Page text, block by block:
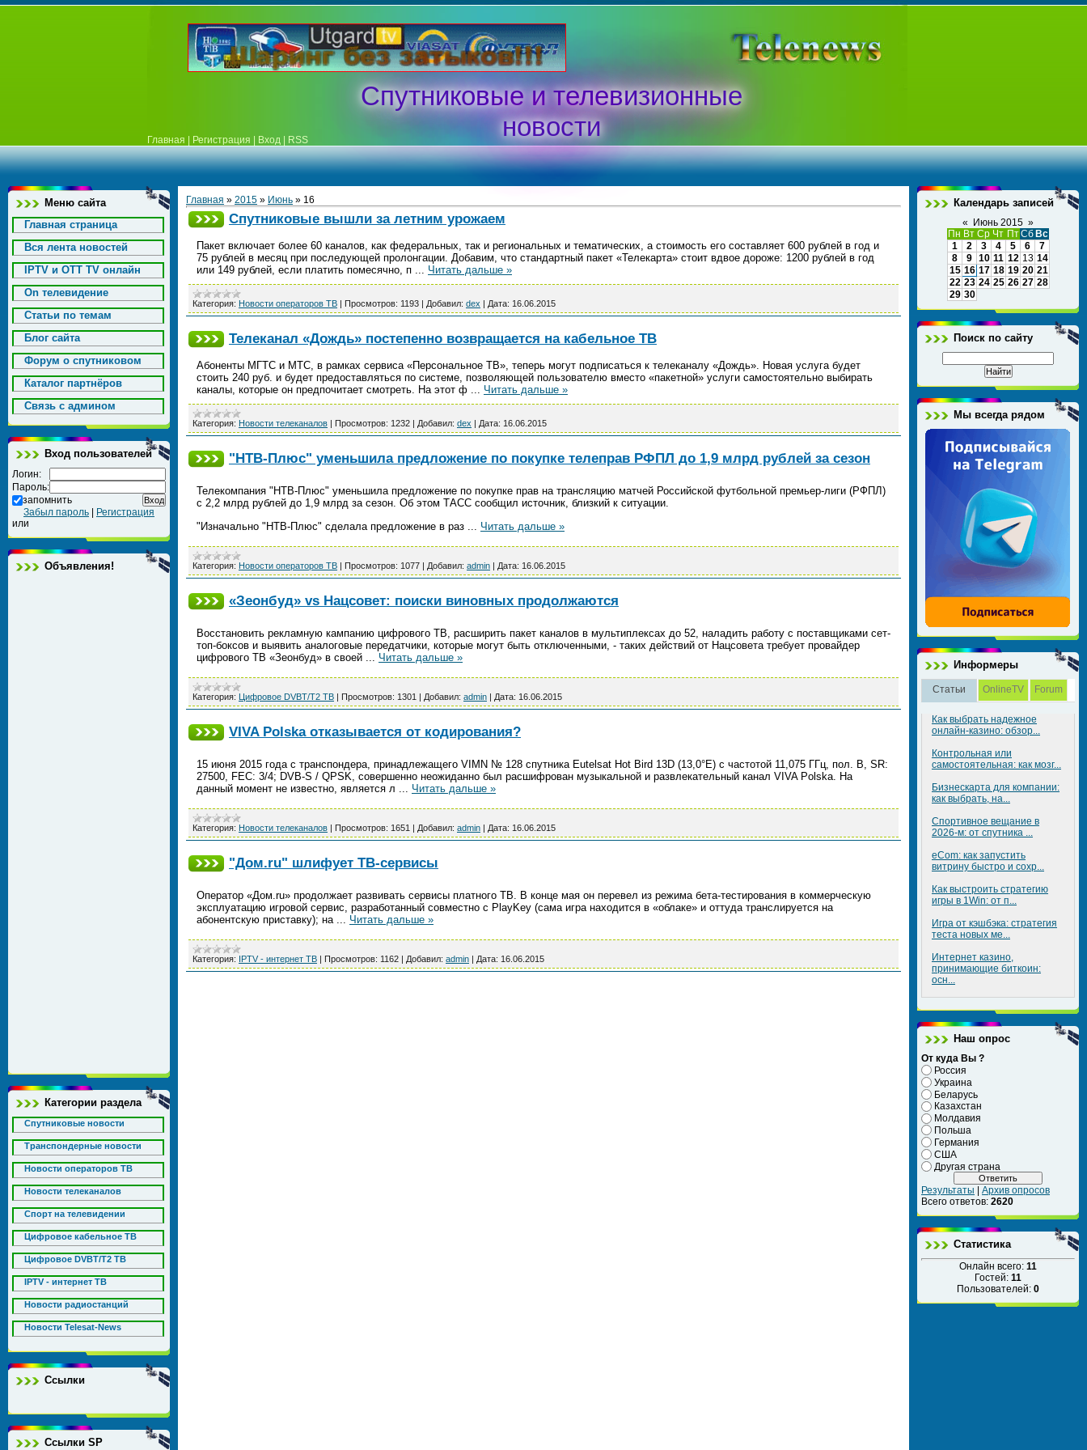
Спутниковые и телевизионные
новости
Главная Регистрация Вход RSS
Меню сайта
Главная страница
Вся лента новостей
IPTV и OTT TV онлайн
On телевидение
Статьи по темам
Блог сайта
Форум о спутниковом
Каталог партнёров
Cвязь с админом
Вход пользователей
Логин:
Пароль:
запомнить
Забыл пароль
Регистрация
или
Объявления!
Категории раздела
Спутниковые новости
Транспондерные новости
Новости операторов ТВ
Новости телеканалов
Спорт на телевидении
Цифровое кабельное ТВ
Цифровое DVBT/T2 ТВ
IPTV - интернет ТВ
Новости радиостанций
Новости Telesat-News
Ссылки
Ссылки SP
Главная » 2015 » Июнь » 16
Спутниковые вышли за летним урожаем
Пакет включает более 60 каналов, как федеральных, так и региональных и тематических, а стоимость его составляет 600 рублей в год и
75 рублей в месяц при последующей пролонгации. Добавим, что стандартный пакет «Телекарта» стоит вдвое дороже: 1200 рублей в год
или 149 рублей, если платить помесячно, п ... Читать дальше »
Категория: Новости операторов ТВ | Просмотров: 1193 | Добавил: dex | Дата: 16.06.2015
Телеканал «Дождь» постепенно возвращается на кабельное ТВ
Абоненты МГТС и МТС, в рамках сервиса «Персональное ТВ», теперь могут подписаться к телеканалу «Дождь». Новая услуга будет
стоить 240 руб. и будет предоставляться по системе, позволяющей пользователю вместо «пакетной» услуги самостоятельно выбирать
каналы, которые он предпочитает смотреть. На этот ф ... Читать дальше »
Категория: Новости телеканалов | Просмотров: 1232 | Добавил: dex | Дата: 16.06.2015
"НТВ-Плюс" уменьшила предложение по покупке телеправ РФПЛ до 1,9 млрд рублей за сезон
Телекомпания "НТВ-Плюс" уменьшила предложение по покупке прав на трансляцию матчей Российской футбольной премьер-лиги (РФПЛ)
с 2,2 млрд рублей до 1,9 млрд за сезон. Об этом ТАСС сообщил источник, близкий к ситуации.
"Изначально "НТВ-Плюс" сделала предложение в раз ... Читать дальше »
Категория: Новости операторов ТВ | Просмотров: 1077 | Добавил: admin | Дата: 16.06.2015
«Зеонбуд» vs Нацсовет: поиски виновных продолжаются
Восстановить рекламную кампанию цифрового ТВ, расширить пакет каналов в мультиплексах до 52, наладить работу с поставщиками сет-
топ-боксов и выявить аналоговые передатчики, которые могут быть отключенными, - таких действий от Нацсовета требует провайдер
цифрового ТВ «Зеонбуд» в своей ... Читать дальше »
Категория: Цифровое DVBT/T2 ТВ | Просмотров: 1301 | Добавил: admin | Дата: 16.06.2015
VIVA Polska отказывается от кодирования?
15 июня 2015 года с транспондера, принадлежащего VIMN № 128 спутника Eutelsat Hot Bird 13D (13,0°E) с частотой 11,075 ГГц, пол. В, SR:
27500, FEC: 3/4; DVB-S / QPSK, совершенно неожиданно был расшифрован музыкальной и развлекательный канал VIVA Polska. На
данный момент не известно, является л ... Читать дальше »
Категория: Новости телеканалов | Просмотров: 1651 | Добавил: admin | Дата: 16.06.2015
"Дом.ru" шлифует ТВ-сервисы
Оператор «Дом.ru» продолжает развивать сервисы платного ТВ. В конце мая он перевел из режима бета-тестирования в коммерческую
эксплуатацию игровой сервис, разработанный совместно с PlayKey (сама игра находится в «облаке» и оттуда транслируется на
абонентскую приставку); на ... Читать дальше »
Категория: IPTV - интернет ТВ | Просмотров: 1162 | Добавил: admin | Дата: 16.06.2015
Календарь записей
« Июнь 2015 »
Пн Вт Ср Чт ПтСб Вс
1
2 3 4 5 6
7
8
9 10 11 12 13 14
15 16 17 18 19 20 21
22 23 24 25 26 27 28
29 30
Поиск по сайту
Мы всегда рядом
Информеры
Статьи OnlineTV Forum
Как выбрать надежное
онлайн-казино: обзор...
Контрольная или
самостоятельная: как мозг...
Бизнескарта для компании:
как выбрать, на...
Спортивное вещание в
2026-м: от спутника ...
eCom: как запустить
витрину быстро и сохр...
Как выстроить стратегию
игры в 1Win: от п...
Игра от кэшбэка: стратегия
теста новых ме...
Интернет казино,
принимающие биткоин:
осн...
Наш опрос
От куда Вы ?
Россия
Украина
Беларусь
Казахстан
Молдавия
Польша
Германия
США
Другая страна
Результаты
Архив опросов
Всего ответов: 2620
Статистика
Онлайн всего: 11
Гостей: 11
Пользователей: 0